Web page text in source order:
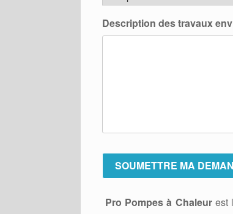
Description des travaux
Pro Pompes à Chaleurest